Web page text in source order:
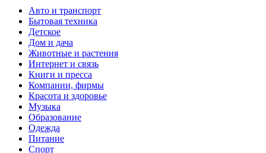
Авто и транспорт
Бытовая техника
Детское
Дом и дача
Животные и растения
Интернет и связь
Книги и пресса
Компании, фирмы
Красота и здоровье
Музыка
Образование
Одежда
Питание
Спорт